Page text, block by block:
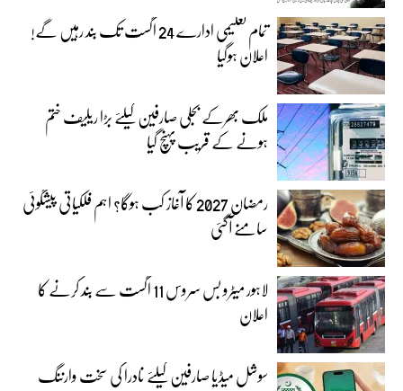
تمام تعلیمی ادارے 24 اگست تک بند رہیں گے!
اعلان ہوگیا
ملک بھرکے بجلی صارفین کیلئے بڑا ریلیف ختم
ہونے کے قریب پہنچ گیا
رمضان 2027 کا آغاز کب ہوگا؟ اہم فلکیاتی پیشگوئی
سامنے آگئی
لاہور میٹرو بس سروس 11 اگست سے بند کرنے کا
اعلان
سوشل میڈیا صارفین کیلئے نادرا کی سخت وارننگ